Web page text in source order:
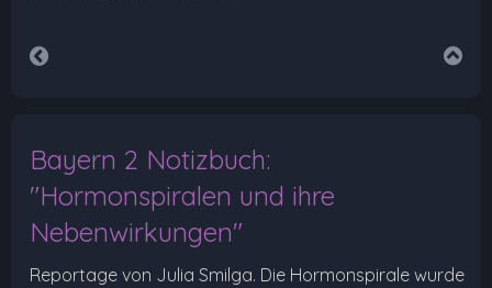
Bayern 2 Notizbuch:
"Hormonspiralen und ihre
Nebenwirkungen"
Reportage von Julia Smilga. Die Hormonspirale wurde